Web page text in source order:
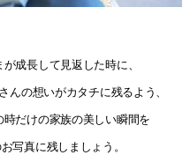
が成長して見返した時に、
んの想いがカタチに残るよう、
時だけの家族の美しい瞬間を
写真に残しましょう。